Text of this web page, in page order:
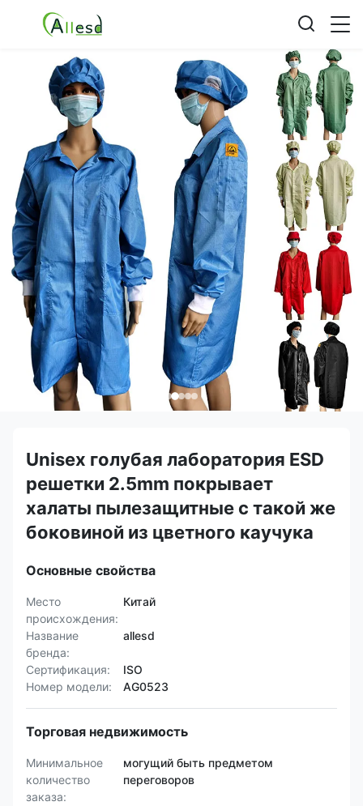
Unisex голубая лаборатория ESD
решетки 2.5mm покрывает
халаты пылезащитные с такой же
боковиной из цветного каучука
Основные свойства
Место
происхождения:
Китай
Название
бренда:
allesd
Сертификация:
ISO
Номер модели:
AG0523
Торговая недвижимость
Минимальное
количество
заказа:
могущий быть предметом
переговоров